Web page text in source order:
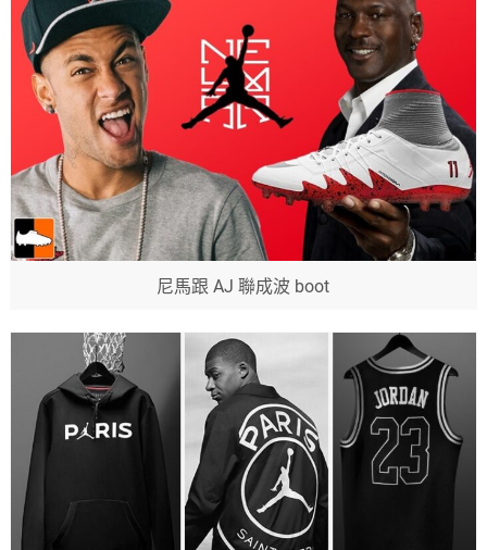
尼馬跟 AJ 聯成波 boot